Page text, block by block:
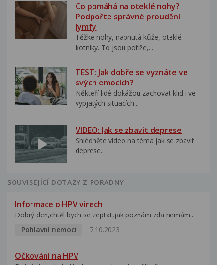
Co pomáhá na oteklé nohy?
Podpořte správné proudění
lymfy
Těžké nohy, napnutá kůže, oteklé
kotníky. To jsou potíže,...
TEST: Jak dobře se vyznáte ve
svých emocích?
Někteří lidé dokážou zachovat klid i ve
vypjatých situacích....
VIDEO: Jak se zbavit deprese
Shlédněte video na téma jak se zbavit
deprese..
SOUVISEJÍCÍ DOTAZY Z PORADNY
Informace o HPV virech
Dobrý den,chtěl bych se zeptat,jak poznám zda nemám...
Pohlavní nemoci
7.10.2023
Očkování na HPV